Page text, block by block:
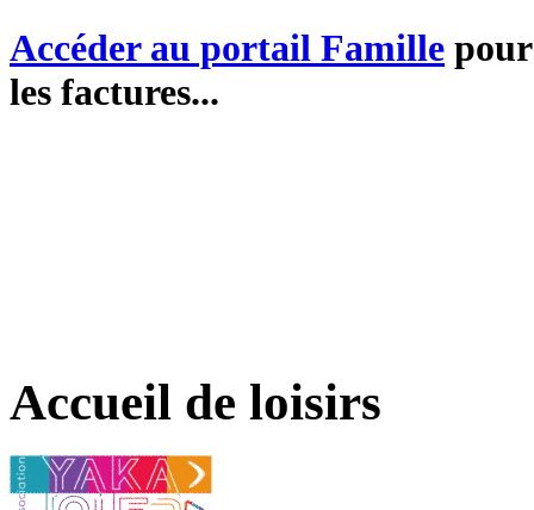
Accéder au portail Famille
les factures...
Accueil de loisirs